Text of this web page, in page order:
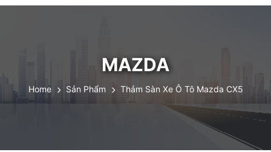
MAZDA
Home Sản Phẩm Thảm Sàn Xe Ô Tô Mazda CX5